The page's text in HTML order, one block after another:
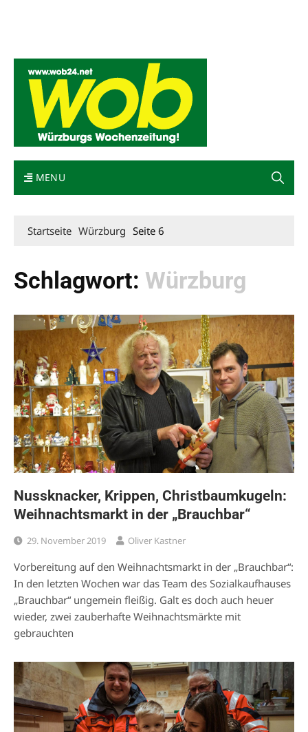
MENU
Startseite Würzburg Seite 6
Schlagwort: Würzburg
Nussknacker, Krippen, Christbaumkugeln:
Weihnachtsmarkt in der „Brauchbar“
29. November 2019 Oliver Kastner
Vorbereitung auf den Weihnachtsmarkt in der „Brauchbar“:
In den letzten Wochen war das Team des Sozialkaufhauses
„Brauchbar“ ungemein fleißig. Galt es doch auch heuer
wieder, zwei zauberhafte Weihnachtsmärkte mit
gebrauchten